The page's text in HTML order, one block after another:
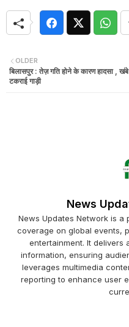
OLDER
बिलासपुर : तेज़ गति होने के कारण हादसा ,
टकराई गाड़ी
News
News Updates Network is
coverage on global events,
entertainment. It delivers
information, ensuring
leverages multimedia
reporting to enhance user